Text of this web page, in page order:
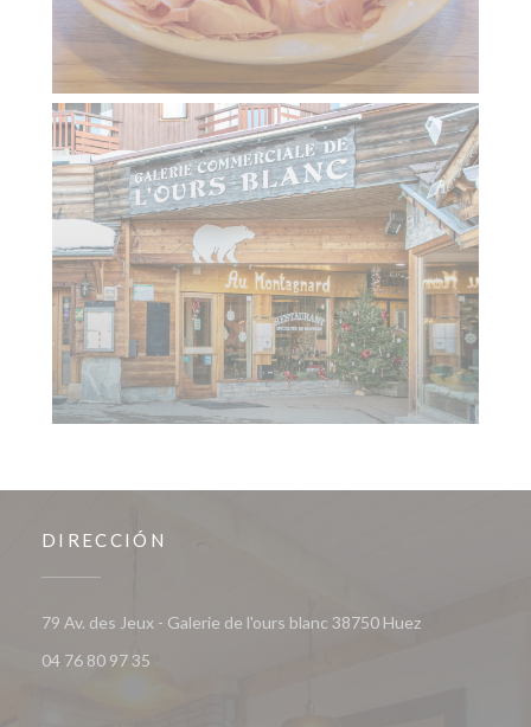
DIRECCIÓN
79 Av. des Jeux - Galerie de l'ours blanc 38750 Huez((abre en una
04 76 80 97 35